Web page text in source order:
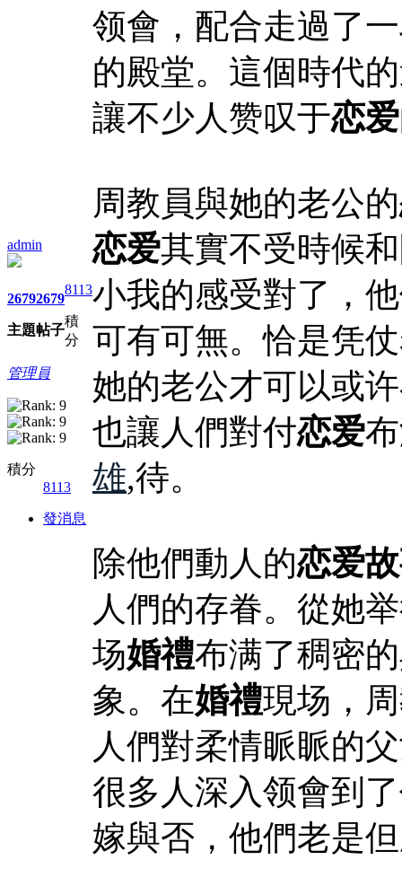
admin
2679
主題
2679
帖子
8113
積
分
管理員
積分
8113
發消息
领會，配合走過了
的殿堂。這個時代
讓不少人赞叹于恋爱
周教員與她的老公的
恋爱其實不受時候
小我的感受對了，
可有可無。恰是凭
她的老公才可以或
也讓人們對付恋爱
雄,待。
除他們動人的恋爱
人們的存眷。從她
场婚禮布满了稠密
象。在婚禮現场，
人們對柔情眽眽的
很多人深入领會到
嫁與否，他們老是